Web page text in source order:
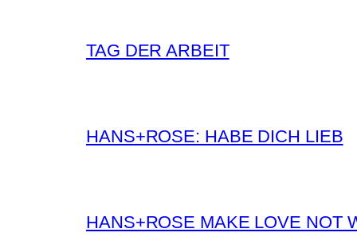
TAG DER ARBEIT
HANS+ROSE: HABE DICH LIEB
HANS+ROSE MAKE LOVE NOT